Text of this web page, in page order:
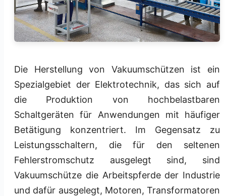
Die Herstellung von Vakuumschützen ist ein
Spezialgebiet der Elektrotechnik, das sich auf
die Produktion von hochbelastbaren
Schaltgeräten für Anwendungen mit häufiger
Betätigung konzentriert. Im Gegensatz zu
Leistungsschaltern, die für den seltenen
Fehlerstromschutz ausgelegt sind, sind
Vakuumschütze die Arbeitspferde der Industrie
und dafür ausgelegt, Motoren, Transformatoren